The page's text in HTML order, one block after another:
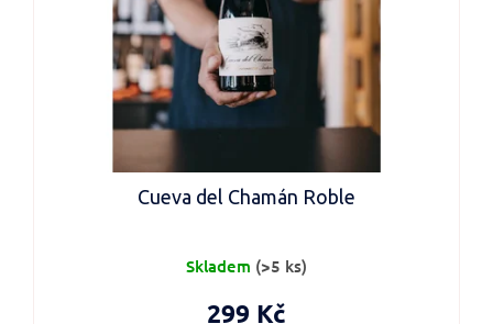
Cueva del Chamán Roble
299 Kč
Skladem (>5 ks)